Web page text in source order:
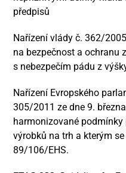
předpisů
Nařízení vlády č. 362/
na bezpečnost a ochranu
s nebezpečím pádu z
Nařízení Evropského
305/2011 ze dne 9.
harmonizované
výrobků na trh a kterým
89/106/EHS.